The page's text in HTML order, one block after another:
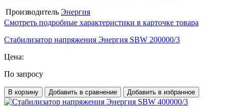
Производитель Энергия
Смотреть подробные характеристики в карточке товара
Стабилизатор напряжения Энергия SBW 200000/3
Цена:
По запросу
В корзину Добавить в сравнение Добавить в избранное